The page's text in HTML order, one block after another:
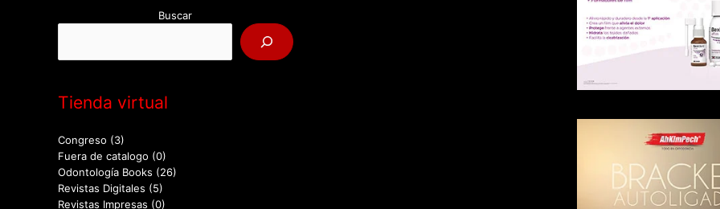
Buscar
Tienda virtual
Congreso (3)
Fuera de catalogo (0)
Odontología Books (26)
Revistas Digitales (5)
Revistas Impresas (0)